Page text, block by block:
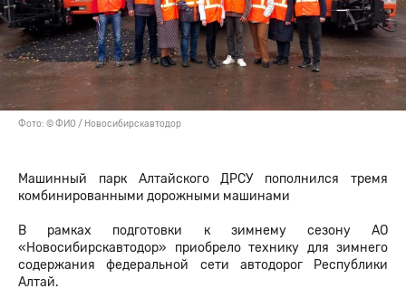
Фото: © ФИО / Новосибирскавтодор
Машинный парк Алтайского ДРСУ пополнился тремя
комбинированными дорожными машинами
В рамках подготовки к зимнему сезону АО
«Новосибирскавтодор» приобрело технику для зимнего
содержания федеральной сети автодорог Республики
Алтай.